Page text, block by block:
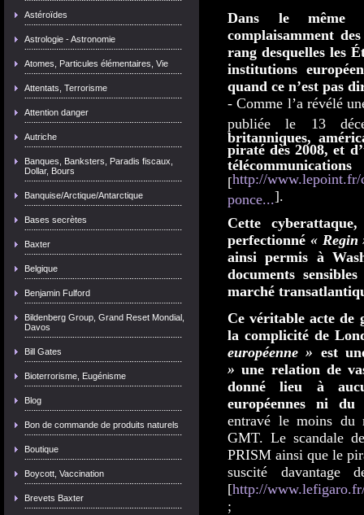
Astéroïdes
Astrologie - Astronomie
Atomes, Particules élémentaires, Vie
Attentats, Terrorisme
Attention danger
Autriche
Banques, Banksters, Paradis fiscaux,
Dollar, Bours
Banquise/Arctique/Antarctique
Bases secrètes
Baxter
Belgique
Benjamin Fulford
Bildenberg Group, Grand Reset Mondial,
Davos
Bill Gates
Bioterrorisme, Eugénisme
Blog
Bon de commande de produits naturels
Boutique
Boycott, Vaccination
Brevets Baxter
Dans le même
complaisamment
rang desquelles les
institutions
quand ce n’est pas
- Comme l’a révélé
publiée le 13
britanniques,
piraté dès 2008, et
[http://www.lepoint.fr/
ponce... ].
Cette
perfectionné « Regin
ainsi permis à
documents
marché
Ce véritable acte de
la complicité de
européenne » est
» une relation de
donné lieu à
européennes ni du
entravé le moins du
GMT. Le scandale
PRISM ainsi que le
suscité davantage
[http://
;